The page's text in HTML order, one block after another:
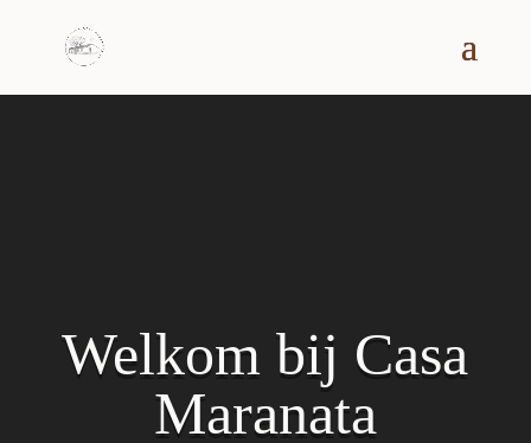
Welkom bij Casa
Maranata